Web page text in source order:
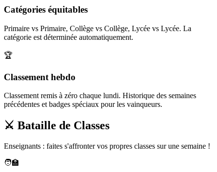
Catégories équitables
Primaire vs Primaire, Collège vs Collège, Lycée vs Lycée. La
catégorie est déterminée automatiquement.
🏆
Classement hebdo
Classement remis à zéro chaque lundi. Historique des semaines
précédentes et badges spéciaux pour les vainqueurs.
⚔️ Bataille de Classes
Enseignants : faites s'affronter vos propres classes sur une semaine !
🧑‍🏫